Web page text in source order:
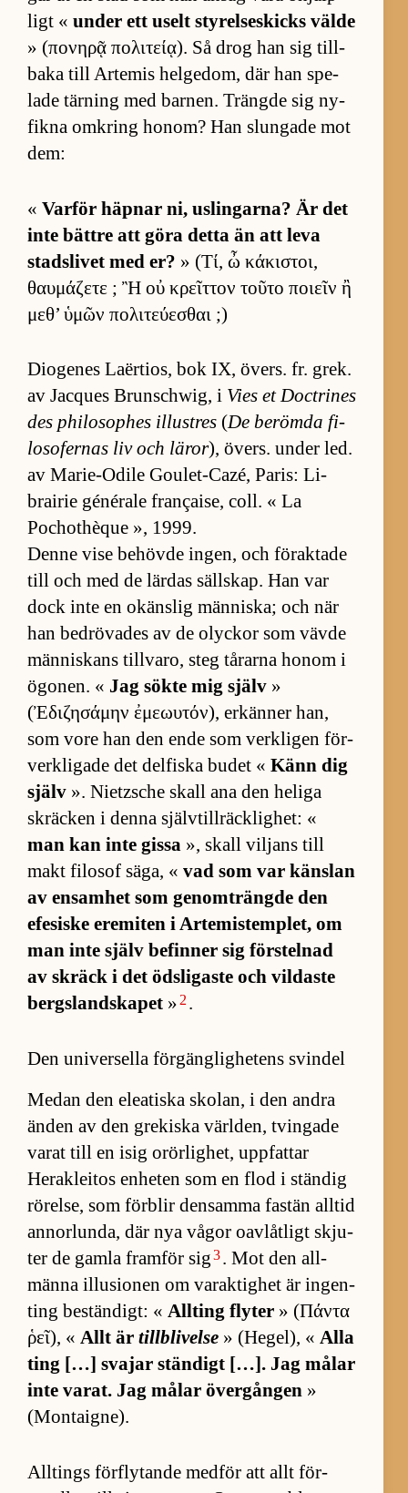
ligt « un­der ett uselt sty­rel­se­skicks välde
» (πονηρᾷ πολιτείᾳ). Så drog han sig till­
baka till Ar­te­mis hel­ge­dom, där han spe­
lade tär­ning med bar­nen. Trängde sig ny­
fikna om­kring ho­nom? Han slung­ade mot
dem:
« Var­för häp­nar ni, us­ling­ar­na? Är det
inte bättre att göra detta än att leva
stads­li­vet med er? » (Τί, ὦ κάκιστοι,
θαυμάζετε ; Ἢ οὐ κρεῖττον τοῦτο ποιεῖν ἢ
μεθ’ ὑμῶν πολιτεύεσθαι ;)
Di­o­ge­nes Laër­tios, bok IX, övers. fr. grek.
av Jac­ques Brunschwig, i Vies et Doct­ri­nes
des phi­lo­sop­hes il­lust­res (De be­römda fi­
lo­so­fer­nas liv och lä­ror), övers. un­der led.
av Marie-O­dile Gou­let-Ca­zé, Pa­ris: Li­
brai­rie gé­nérale françai­se, coll. « La
Pochot­hè­que », 1999.
Denne vise be­hövde in­g­en, och för­ak­tade
till och med de lär­das säll­skap. Han var
dock inte en okäns­lig män­ni­ska; och när
han be­drö­va­des av de olyckor som vävde
män­ni­skans till­va­ro, steg tå­rarna ho­nom i
ögo­nen. « Jag sökte mig själv »
(Ἐδιζησάμην ἐμεωυτόν), er­kän­ner han,
som vore han den ende som verk­li­gen för­
verk­li­gade det del­fiska bu­det « Känn dig
själv ». Nietz­sche skall ana den he­liga
skräcken i denna själv­till­räck­lig­het: «
man kan inte gissa », skall vil­jans till
makt fi­lo­sof säga, « vad som var käns­lan
av en­sam­het som ge­nom­trängde den
efe­siske ere­mi­ten i Ar­te­mis­temp­let, om
man inte själv be­fin­ner sig för­stel­nad
av skräck i det öds­li­gaste och vil­daste
bergs­land­ska­pet » 2 .
Den universella förgänglighetens svindel
Me­dan den ele­a­tiska sko­lan, i den andra
än­den av den gre­kiska värl­den, tving­ade
va­rat till en isig orör­lig­het, upp­fat­tar
Herak­le­i­tos en­he­ten som en flod i stän­dig
rö­rel­se, som för­blir den­samma fastän all­tid
an­nor­lun­da, där nya vå­gor oav­låt­ligt skju­
ter de gamla fram­för sig3. Mot den all­
männa il­lu­sio­nen om var­ak­tighet är ing­en­
ting be­stän­digt: « All­ting fly­ter » (Πάντα
ῥεῖ), « Allt är tillblivelse » (He­gel), « Alla
ting […] sva­jar stän­digt […]. Jag må­lar
inte va­rat. Jag må­lar över­gången »
(Mon­taig­ne).
All­tings för­fly­tande med­för att allt för­